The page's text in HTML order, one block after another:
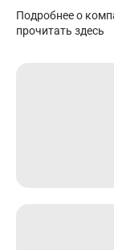
Подробнее о
прочитать здесь